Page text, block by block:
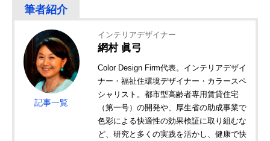
記事一覧
インテリアデザイナー
網村 眞弓
Color Design Firm代表。インテリアデザイ
ナー・福祉住環境デザイナー・カラースペ
シャリスト。都市型高齢者専用賃貸住宅
（第一号）の開発や、厚生省の助成事業で
色彩による快適性の効果検証に取り組むな
ど、研究と多くの実践を活かし、健康で快